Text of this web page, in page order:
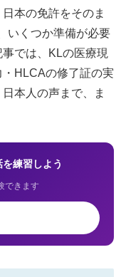
本の免許をそのま
いくつか準備が必要
では、KLの医療現
HLCAの修了証の実
本人の声まで、ま
練習しよう
できます